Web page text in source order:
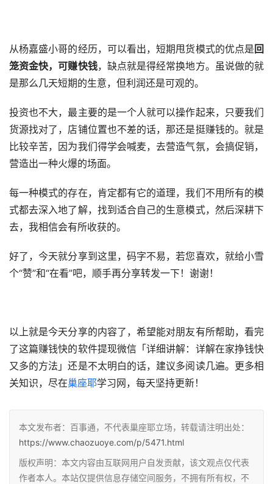
从杨嘉盛小哥的经历，可以看出，短期甩货模式的优点是 回
笼资金快，可赚快钱，缺点就是得经常换地方。虽说做的就
是那么几天短期的生意，但利润还是可观的。
投资也不大，最主要的是一个人就可以操作起来，只要我们
货源找对了，店铺位置也不差的话，那还是挺赚钱的。就是
比较辛苦，因为我们得学会喊麦，去营造气氛，会搞促销，
营造出一种火爆的场面。
每一种模式的存在，肯定都有它的道理，我们不用所有的模
式都去深入地了解，找到适合自己的生意模式，然后深耕下
去，我相信会有所收获的。
好了，今天就分享到这里，码字不易，若您喜欢，就给小雪
个“赞”和“在看”吧，顺手再分享转发一下！谢谢！
以上就是今天分享的内容了，希望能对朋友有所帮助，看完
了这篇赚钱快的软件提现微信「详细讲解：详解在家挣钱快
又多的方法」还是不太明白的话，建议多阅读几遍。更多相
关知识，尽在巢座耶学习网，每天坚持更新！
本文发布者：百事通，不代表巢座耶立场，转载请注明出处：
https://www.chaozuoye.com/p/5471.html
版权声明：本文内容由互联网用户自发贡献，该文观点仅代表
作者本人。本站仅提供信息存储空间服务，不拥有所有权，不